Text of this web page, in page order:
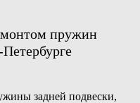
пружин
задней подвески,